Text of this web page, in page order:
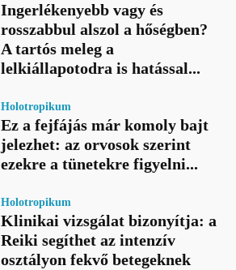
Ingerlékenyebb vagy és
rosszabbul alszol a hőségben?
A tartós meleg a
lelkiállapotodra is hatással...
Holotropikum
Ez a fejfájás már komoly bajt
jelezhet: az orvosok szerint
ezekre a tünetekre figyelni...
Holotropikum
Klinikai vizsgálat bizonyítja: a
Reiki segíthet az intenzív
osztályon fekvő betegeknek